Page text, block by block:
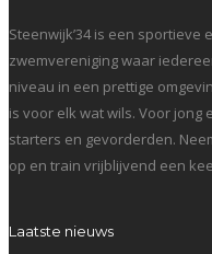
Steenwijk’34 is een sportieve
zwemvereniging waar
niveau in een prettige
is voor elk wat wils. Voor jong
starters en gevorderden.
op en train vrijblijvend een
Laatste nieuws